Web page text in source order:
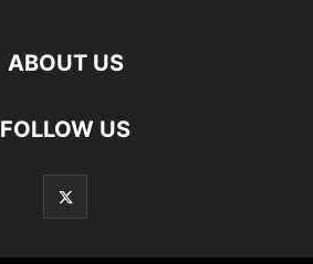
ABOUT US
FOLLOW US